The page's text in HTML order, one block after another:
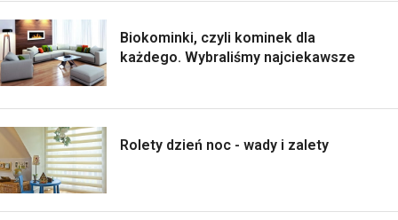
Biokominki, czyli kominek dla
każdego. Wybraliśmy najciekawsze
Rolety dzień noc - wady i zalety